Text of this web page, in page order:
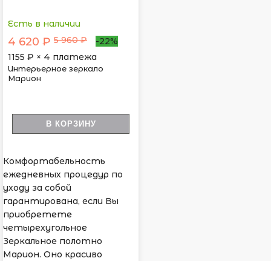
Есть в наличии
4 620 ₽ 5 960 ₽
-22%
1155 ₽ × 4 платежа
Интерьерное зеркало
Марион
В КОРЗИНУ
Комфортабельность
ежедневных процедур по
уходу за собой
гарантирована, если Вы
приобретете
четырехугольное
Зеркальное полотно
Марион. Оно красиво